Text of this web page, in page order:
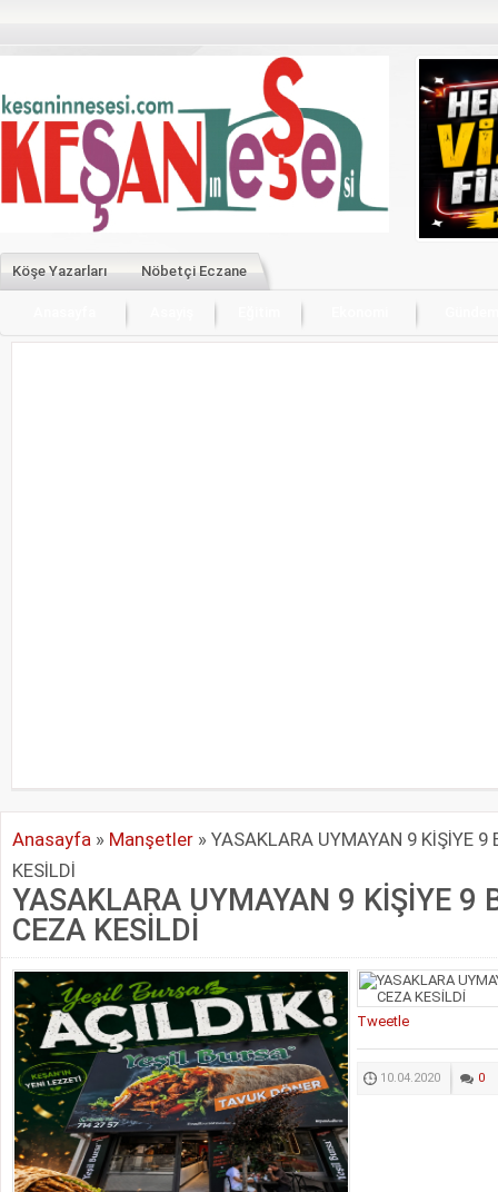
Köşe Yazarları Nöbetçi Eczane
Anasayfa » Manşetler » YASAKLARA UYMAYAN 9 KİŞİYE 9
KESİLDİ
YASAKLARA UYMAYAN 9 KİŞİYE 9
CEZA KESİLDİ
Tweetle
10.04.2020 0